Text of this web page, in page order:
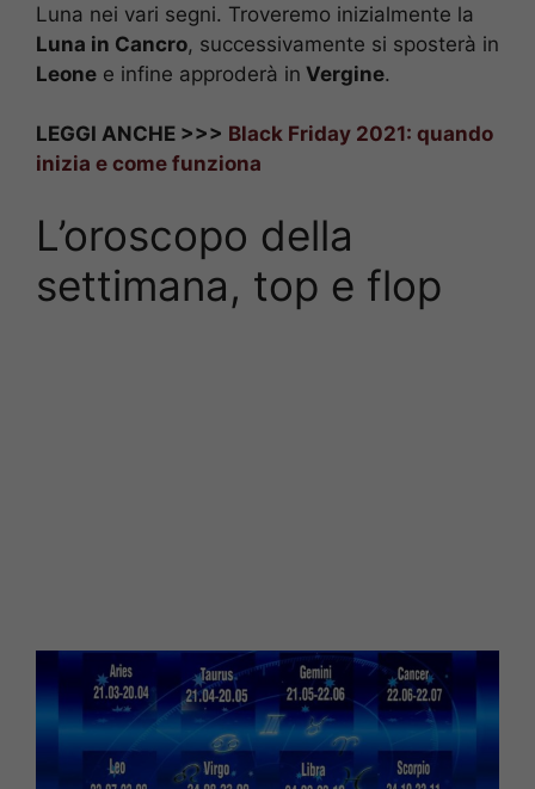
Luna nei vari segni. Troveremo inizialmente la
Luna in Cancro, successivamente si sposterà in
Leone e infine approderà in Vergine.
LEGGI ANCHE >>> Black Friday 2021: quando
inizia e come funziona
L’oroscopo della
settimana, top e flop